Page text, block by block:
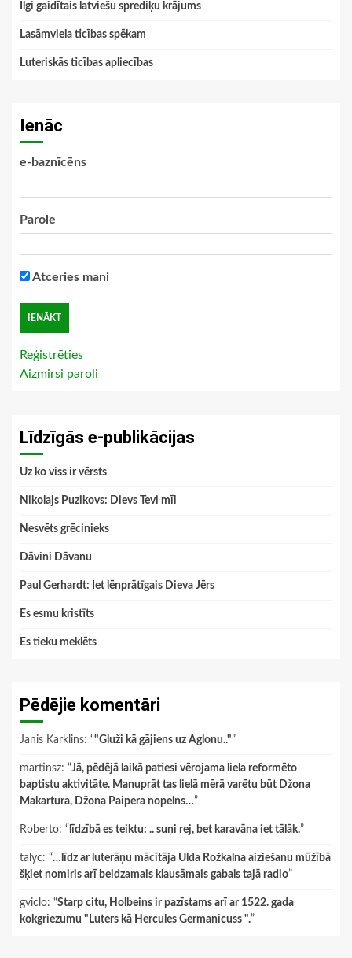
Ilgi gaidītais latviešu sprediķu krājums
Lasāmviela ticības spēkam
Luteriskās ticības apliecības
Ienāc
e-baznīcēns
Parole
Atceries mani
Reģistrēties
Aizmirsi paroli
Līdzīgās e-publikācijas
Uz ko viss ir vērsts
Nikolajs Puzikovs: Dievs Tevi mīl
Nesvēts grēcinieks
Dāvini Dāvanu
Paul Gerhardt: Iet lēnprātīgais Dieva Jērs
Es esmu kristīts
Es tieku meklēts
Pēdējie komentāri
Janis Karklins: “"Gluži kā gājiens uz Aglonu.."”
martinsz: “Jā, pēdējā laikā patiesi vērojama liela reformēto
baptistu aktivitāte. Manuprāt tas lielā mērā varētu būt Džona
Makartura, Džona Paipera nopelns…”
Roberto: “ līdzībā es teiktu: .. suņi rej, bet karavāna iet tālāk.”
talyc: “…līdz ar luterāņu mācītāja Ulda Rožkalna aiziešanu mūžībā
šķiet nomiris arī beidzamais klausāmais gabals tajā radio”
gviclo: “Starp citu, Holbeins ir pazīstams arī ar 1522. gada
kokgriezumu "Luters kā Hercules Germanicuss ".”